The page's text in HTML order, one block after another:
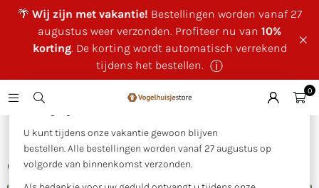
🌴 Wij zijn met vakantie! Bestellingen worden vanaf 27
augustus weer verzonden. Profiteer nu van 10%
korting. De korting wordt automatisch verrekend
tijdens het bestellen. ⓘ
×
U kunt tijdens onze vakantie gewoon blijven
bestellen. Alle bestellingen worden vanaf 27 augustus op
volgorde van binnenkomst verzonden.
0
Huis | Gietijzeren Sculpturen
GIETIJZEREN SCULPTUREN